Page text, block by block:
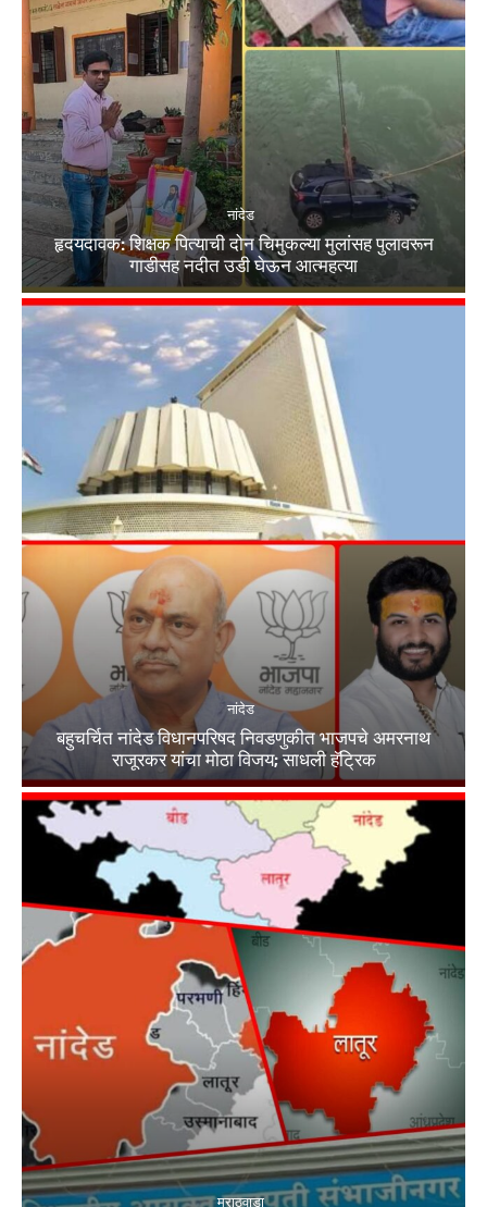
नांदेड
हृदयदावक: शिक्षक पित्याची दोन चिमुकल्या मुलांसह पुलावरून
गाडीसह नदीत उडी घेऊन आत्महत्या
नांदेड
बहुचर्चित नांदेड विधानपरिषद निवडणुकीत भाजपचे अमरनाथ
राजूरकर यांचा मोठा विजय; साधली हॅट्रिक
मराठवाडा